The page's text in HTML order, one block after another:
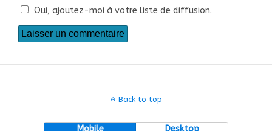
Oui, ajoutez-moi à votre liste de diffusion.
Back to top
Mobile Desktop